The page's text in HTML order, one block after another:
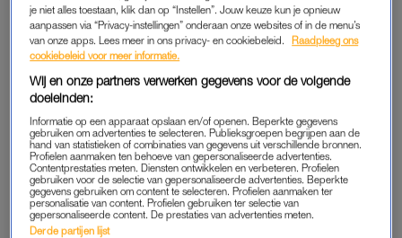
na negentien jaar per toeval
herenigd
(17): 'Ik zie constant zijn
glimlach voor me'
ADVERTORIAL
Word een professional yapper:
zó wordt nieuwe mensen
ontmoeten veel minder
awkward
LINDA.
Tweede kindje onderweg
Ardenne
LINDA.
Lijkt-ie al? Efteling deelt
eerste beelden van de
nieuwe Python
LINDA.
Uitzonderlijk (en tikkeltje
smerig) geval: filiaal Albert
Heijn dicht door
je niet alles toestaan, klik dan op “Instellen”. Jouw keuze kun je opnieuw
aanpassen via “Privacy-instellingen” onderaan onze websites of in de menu’s
van onze apps. Lees meer in ons privacy- en cookiebeleid.
Raadpleeg ons
cookiebeleid voor meer informatie.
Wij en onze partners verwerken gegevens voor de volgende
doeleinden:
Informatie op een apparaat opslaan en/of openen. Beperkte gegevens
gebruiken om advertenties te selecteren. Publieksgroepen begrijpen aan de
hand van statistieken of combinaties van gegevens uit verschillende bronnen.
Profielen aanmaken ten behoeve van gepersonaliseerde advertenties.
Contentprestaties meten. Diensten ontwikkelen en verbeteren. Profielen
gebruiken voor de selectie van gepersonaliseerde advertenties. Beperkte
gegevens gebruiken om content te selecteren. Profielen aanmaken ter
personalisatie van content. Profielen gebruiken ter selectie van
gepersonaliseerde content. De prestaties van advertenties meten.
Derde partijen lijst